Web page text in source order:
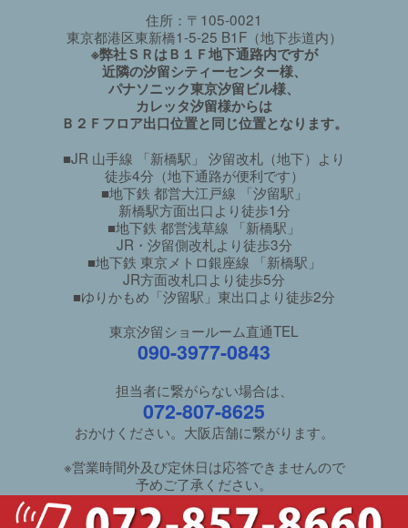
住所：〒105-0021
東京都港区東新橋1-5-25 B1F（地下歩道内）
※弊社ＳＲはＢ１Ｆ地下通路内ですが
近隣の汐留シティーセンター様、
パナソニック東京汐留ビル様、
カレッタ汐留様からは
Ｂ２Ｆフロア出口位置と同じ位置となります。
■JR 山手線 「新橋駅」 汐留改札（地下）より
徒歩4分（地下通路が便利です）
■地下鉄 都営大江戸線 「汐留駅」
新橋駅方面出口より徒歩1分
■地下鉄 都営浅草線 「新橋駅」
JR・汐留側改札より徒歩3分
■地下鉄 東京メトロ銀座線 「新橋駅」
JR方面改札口より徒歩5分
■ゆりかもめ「汐留駅」東出口より徒歩2分
東京汐留ショールーム直通TEL
090-3977-0843
担当者に繋がらない場合は、
072-807-8625
おかけください。大阪店舗に繋がります。
※営業時間外及び定休日は応答できませんので
予めご了承ください。